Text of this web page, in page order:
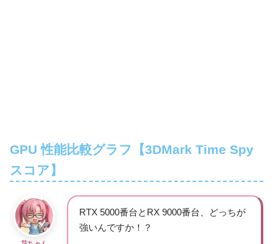
GPU 性能比較グラフ【3DMark Time Spy
スコア】
RTX 5000番台とRX 9000番台、どっちが
強いんですか！？